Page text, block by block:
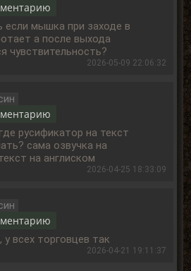
если мышка при заходе в
а после выхода
чувствительность?
2026-05-09 22:06:32
русификатор на текст
сама озвучка на
на англиском
2026-04-25 18:33:09
у всех торговцев так
2026-04-21 19:11:37